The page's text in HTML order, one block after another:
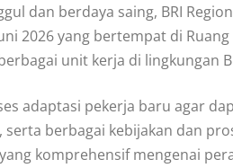
dan berdaya saing, BRI
2026 yang bertempat di Ruang
unit kerja di lingkungan
adaptasi pekerja baru agar
berbagai kebijakan dan
komprehensif mengenai